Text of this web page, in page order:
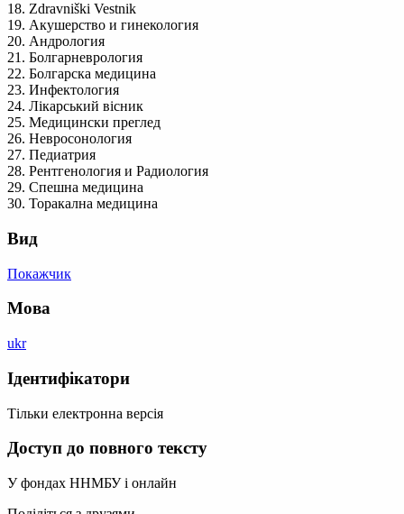
18. Zdravniški Vestnik
19. Акушерство и гинекология
20. Андрология
21. Болгарневрология
22. Болгарска медицина
23. Инфектология
24. Лікарський вісник
25. Медицински преглед
26. Невросонология
27. Педиатрия
28. Рентгенология и Радиология
29. Спешна медицина
30. Торакална медицина
Вид
Покажчик
Мова
ukr
Ідентифікатори
Тільки електронна версія
Доступ до повного тексту
У фондах ННМБУ і онлайн